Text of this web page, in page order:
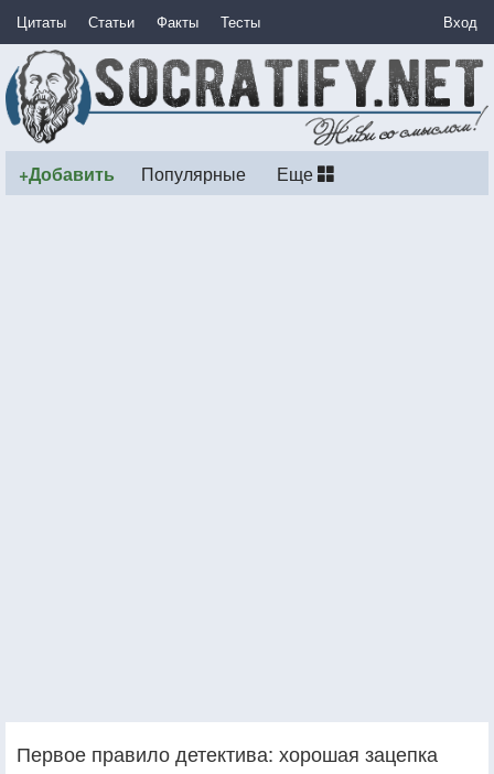
Цитаты Статьи Факты Тесты Вход
+Добавить Популярные Еще
Первое правило детектива: хорошая зацепка